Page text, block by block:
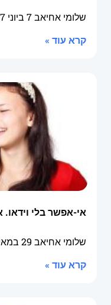
שלומי אחיאב7 ביוני 2017
קרא עוד »
אי-אפשר בלי
שלומי אחיאב 29 במאי 2017
קרא עוד »